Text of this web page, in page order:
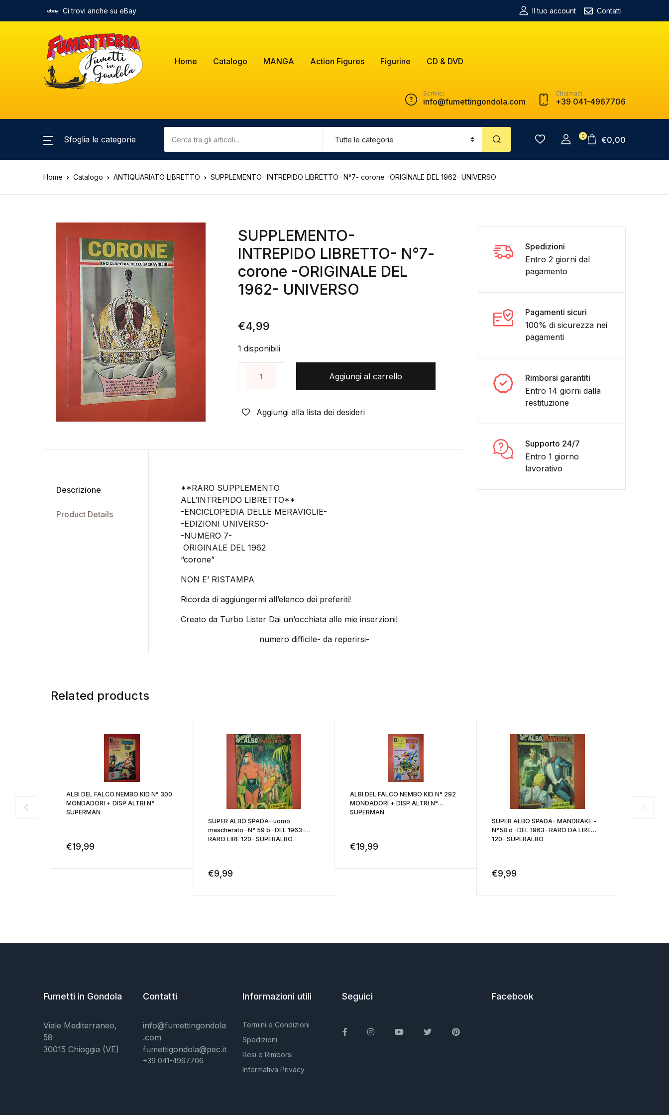
Ci trovi anche su eBay Il tuo account Contatti
Home Catalogo MANGA Action Figures Figurine CD & DVD
Scrivici
info@fumettingondola.com
Chiamaci
+39 041-4967706
Sfoglia le categorie 0 €0,00
Home Catalogo ANTIQUARIATO LIBRETTO SUPPLEMENTO- INTREPIDO LIBRETTO- N°7- corone -ORIGINALE DEL 1962- UNIVERSO
SUPPLEMENTO-
INTREPIDO LIBRETTO- N°7-
corone -ORIGINALE DEL
1962- UNIVERSO
€4,99
1 disponibili
Aggiungi al carrello
Aggiungi alla lista dei desideri
Descrizione
Product Details
**RARO SUPPLEMENTO
ALL’INTREPIDO LIBRETTO**
-ENCICLOPEDIA DELLE MERAVIGLIE-
-EDIZIONI UNIVERSO-
-NUMERO 7-
ORIGINALE DEL 1962
“corone”
NON E’ RISTAMPA
Ricorda di aggiungermi all’elenco dei preferiti!
Creato da Turbo Lister Dai un’occhiata alle mie inserzioni!
numero difficile- da reperirsi-
Spedizioni
Entro 2 giorni dal
pagamento
Pagamenti sicuri
100% di sicurezza nei
pagamenti
Rimborsi garantiti
Entro 14 giorni dalla
restituzione
Supporto 24/7
Entro 1 giorno
lavorativo
Related products
ALBI DEL FALCO NEMBO KID N° 300
MONDADORI + DISP ALTRI N°
SUPERMAN
€19,99
SUPER ALBO SPADA- uomo
mascherato -N° 59 b -DEL 1963-
RARO LIRE 120- SUPERALBO
€9,99
ALBI DEL FALCO NEMBO KID N° 292
MONDADORI + DISP ALTRI N°
SUPERMAN
€19,99
SUPER ALBO SPADA- MANDRAKE -
N°58 d -DEL 1963- RARO DA LIRE
120- SUPERALBO
€9,99
Fumetti in Gondola
Viale Mediterraneo,
58
30015 Chioggia (VE)
Contatti
info@fumettingondola
.com
fumettigondola@pec.it
+39 041-4967706
Informazioni utili
Termini e Condizioni
Spedizioni
Resi e Rimborsi
Informativa Privacy
Seguici
FacebookInstagramYou TubeTwitter Pinterest
Facebook